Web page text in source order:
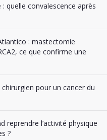
quelle convalescence après
: mastectomie
ce que confirme une
pour un cancer du
reprendre l’activité physique
?